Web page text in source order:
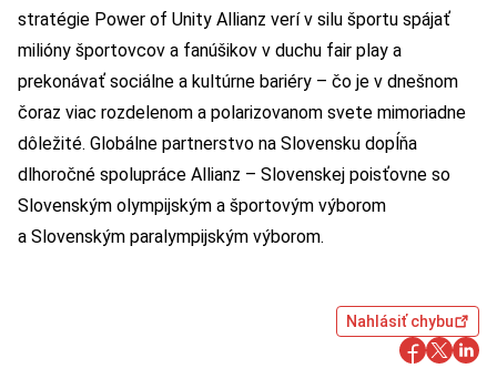
stratégie Power of Unity Allianz verí v silu športu spájať
milióny športovcov a fanúšikov v duchu fair play a
prekonávať sociálne a kultúrne bariéry – čo je v dnešnom
čoraz viac rozdelenom a polarizovanom svete mimoriadne
dôležité. Globálne partnerstvo na Slovensku dopĺňa
dlhoročné spolupráce Allianz – Slovenskej poisťovne so
Slovenským olympijským a športovým výborom
a Slovenským paralympijským výborom.
Nahlásiť chybu